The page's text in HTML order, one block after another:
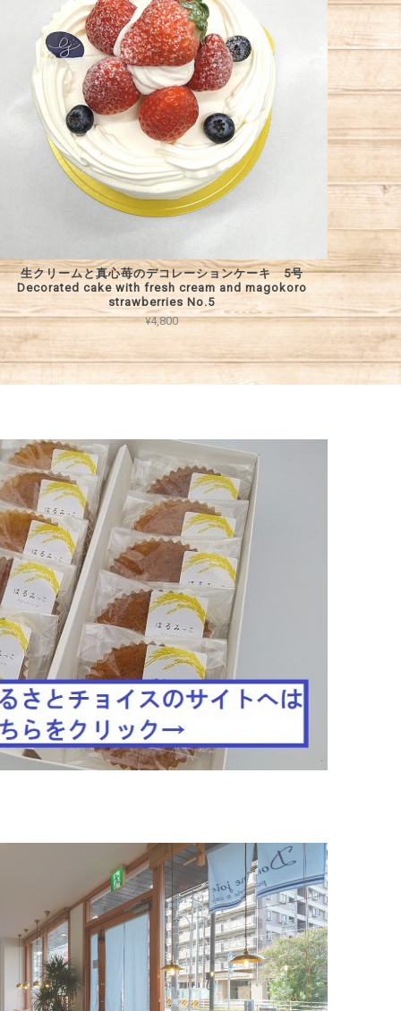
生クリームと真心苺のデコレーションケーキ 5号
Decorated cake with fresh cream and magokoro
strawberries No.5
¥4,800